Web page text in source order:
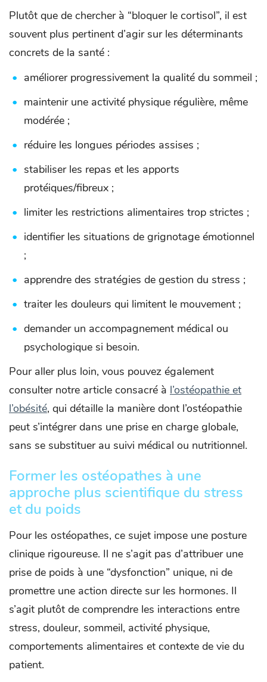
Plutôt que de chercher à “bloquer le cortisol”, il est
souvent plus pertinent d’agir sur les déterminants
concrets de la santé :
améliorer progressivement la qualité du sommeil ;
maintenir une activité physique régulière, même
modérée ;
réduire les longues périodes assises ;
stabiliser les repas et les apports
protéiques/fibreux ;
limiter les restrictions alimentaires trop strictes ;
identifier les situations de grignotage émotionnel
;
apprendre des stratégies de gestion du stress ;
traiter les douleurs qui limitent le mouvement ;
demander un accompagnement médical ou
psychologique si besoin.
Pour aller plus loin, vous pouvez également
consulter notre article consacré à l’ostéopathie et
l’obésité, qui détaille la manière dont l’ostéopathie
peut s’intégrer dans une prise en charge globale,
sans se substituer au suivi médical ou nutritionnel.
Former les ostéopathes à une
approche plus scientifique du stress
et du poids
Pour les ostéopathes, ce sujet impose une posture
clinique rigoureuse. Il ne s’agit pas d’attribuer une
prise de poids à une “dysfonction” unique, ni de
promettre une action directe sur les hormones. Il
s’agit plutôt de comprendre les interactions entre
stress, douleur, sommeil, activité physique,
comportements alimentaires et contexte de vie du
patient.